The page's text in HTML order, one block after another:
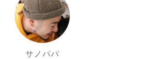
サノパパ